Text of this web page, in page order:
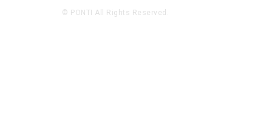
© PONTI All Rights Reserved.